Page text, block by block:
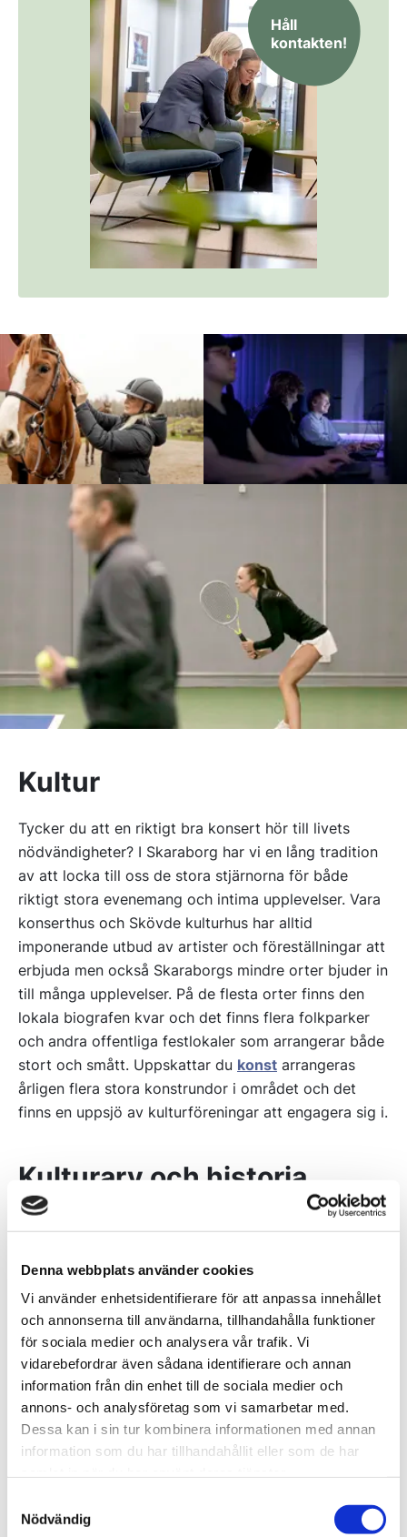
Denna webbplats använder cookies
Vi använder enhetsidentifierare för att anpassa innehållet
och annonserna till användarna, tillhandahålla funktioner
för sociala medier och analysera vår trafik. Vi
vidarebefordrar även sådana identifierare och annan
information från din enhet till de sociala medier och
annons- och analysföretag som vi samarbetar med.
Dessa kan i sin tur kombinera informationen med annan
information som du har tillhandahållit eller som de har
Nödvändig
Håll
kontakten!
Kultur
Tycker du att en riktigt bra konsert hör till livets
nödvändigheter? I Skaraborg har vi en lång tradition
av att locka till oss de stora stjärnorna för både
riktigt stora evenemang och intima upplevelser. Vara
konserthus och Skövde kulturhus har alltid
imponerande utbud av artister och föreställningar att
erbjuda men också Skaraborgs mindre orter bjuder in
till många upplevelser. På de flesta orter finns den
lokala biografen kvar och det finns flera folkparker
och andra offentliga festlokaler som arrangerar både
stort och smått. Uppskattar du konst arrangeras
årligen flera stora konstrundor i området och det
finns en uppsjö av kulturföreningar att engagera sig i.
Kulturarv och historia
Här i Skaraborg har människor levt och verkat i
skogarna gav redan på forntiden goda
förutsättningar för ett gott liv. Genom historien har
avgörande händelser och betydelsefulla människor
som levt här lämnat spår in i vår tid. Det är inte så
konstigt att det i Skaraborg finns så många museer
och historiska platser som lockar besökare år efter
år.
Här finns mängder av kulturhistoriska platser som
kyrkor, ruiner, fornlämningar, slott och gårdar att
Ekornavallen, Kata-gård i Varnhem, Gudhems